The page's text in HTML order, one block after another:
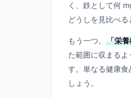
く、鉄として何
どうしを見比べる
もう一つ。 「栄
た範囲に収まる
す。単なる健康食
しょう。